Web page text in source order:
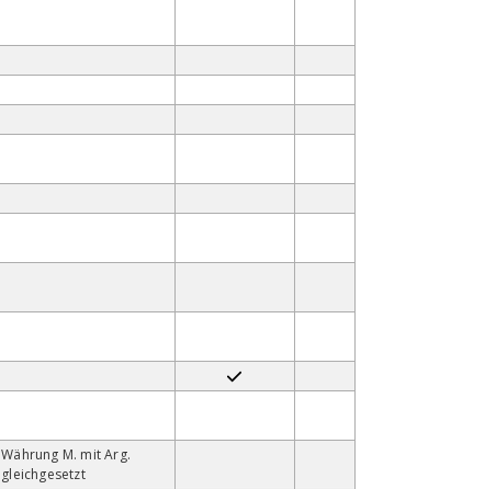
Währung M. mit Arg.
gleichgesetzt